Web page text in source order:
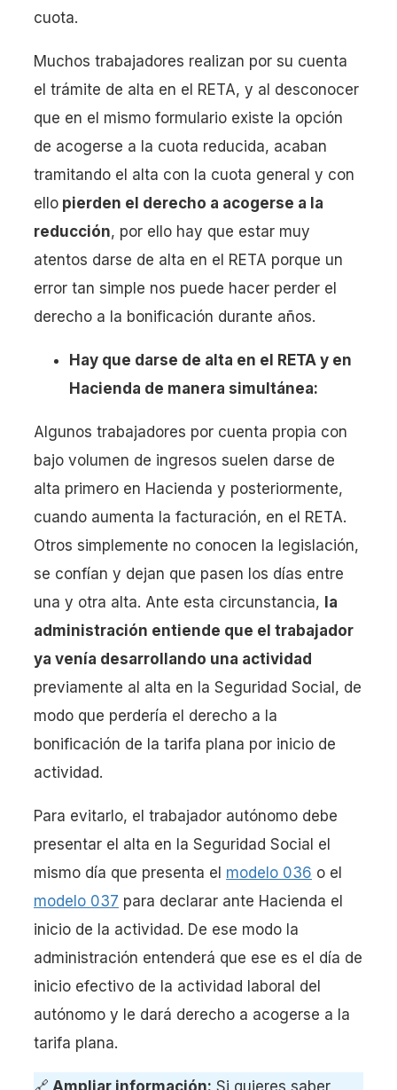
cuota.
Muchos trabajadores realizan por su cuenta
el trámite de alta en el RETA, y al desconocer
que en el mismo formulario existe la opción
de acogerse a la cuota reducida, acaban
tramitando el alta con la cuota general y con
ello pierden el derecho a acogerse a la
reducción, por ello hay que estar muy
atentos darse de alta en el RETA porque un
error tan simple nos puede hacer perder el
derecho a la bonificación durante años.
Hay que darse de alta en el RETA y en
Hacienda de manera simultánea:
Algunos trabajadores por cuenta propia con
bajo volumen de ingresos suelen darse de
alta primero en Hacienda y posteriormente,
cuando aumenta la facturación, en el RETA.
Otros simplemente no conocen la legislación,
se confían y dejan que pasen los días entre
una y otra alta. Ante esta circunstancia, la
administración entiende que el trabajador
ya venía desarrollando una actividad
previamente al alta en la Seguridad Social, de
modo que perdería el derecho a la
bonificación de la tarifa plana por inicio de
actividad.
Para evitarlo, el trabajador autónomo debe
presentar el alta en la Seguridad Social el
mismo día que presenta el modelo 036 o el
modelo 037 para declarar ante Hacienda el
inicio de la actividad. De ese modo la
administración entenderá que ese es el día de
inicio efectivo de la actividad laboral del
autónomo y le dará derecho a acogerse a la
tarifa plana.